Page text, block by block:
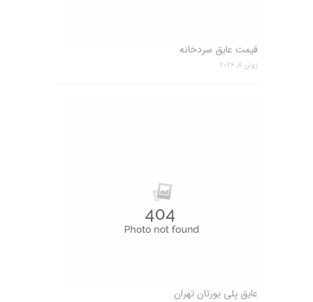
قیمت عایق سردخانه
ژوئن 8, 2026
عایق پلی یورتان تهران